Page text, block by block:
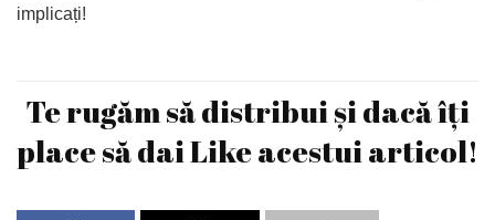
implicați!
Te rugăm să distribui și dacă îți
place să dai Like acestui articol!